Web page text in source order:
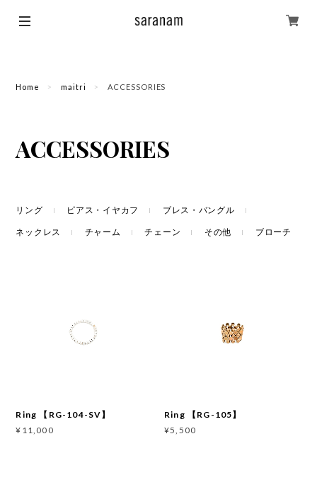
Home maitri ACCESSORIES
ACCESSORIES
リング ピアス・イヤカフ ブレス・バングル
ネックレス チャーム チェーン その他 ブローチ
Ring 【RG-104-SV】
¥11,000
Ring 【RG-105】
¥5,500